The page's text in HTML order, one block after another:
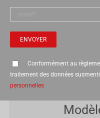
Conformément au
traitement des données
personnelles